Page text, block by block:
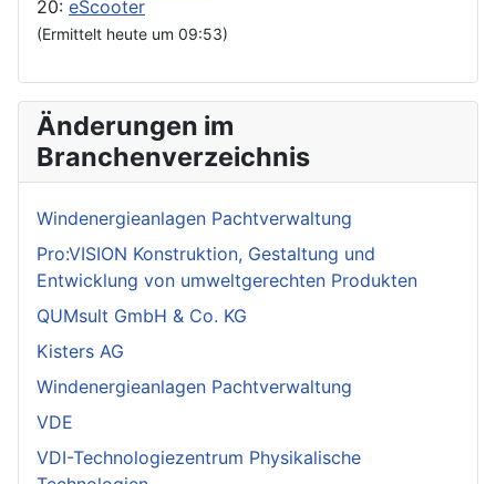
20: eScooter
(Ermittelt heute um 09:53)
Änderungen im
Branchenverzeichnis
Windenergieanlagen Pachtverwaltung
Pro:VISION Konstruktion, Gestaltung und
Entwicklung von umweltgerechten Produkten
QUMsult GmbH & Co. KG
Kisters AG
Windenergieanlagen Pachtverwaltung
VDE
VDI-Technologiezentrum Physikalische